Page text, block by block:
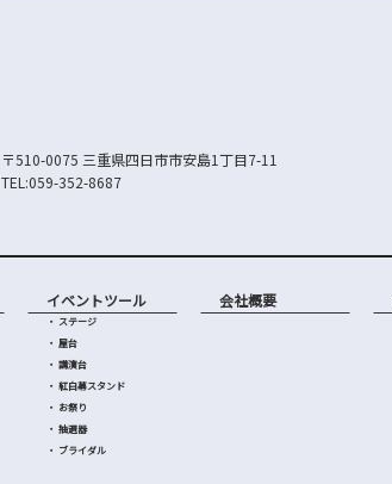
イベントツール
・ ステージ
・ 屋台
・ 講演台
・ 紅白幕スタンド
・ お祭り
・ 抽選器
・ ブライダル
会社概要
〒510-0075 三重県四日市市安島1丁目7-11
TEL:059-352-8687